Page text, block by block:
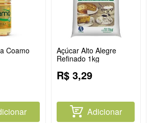
Coamo
Açúcar Alto Alegre
Refinado 1kg
R$ 3,29
Adicionar